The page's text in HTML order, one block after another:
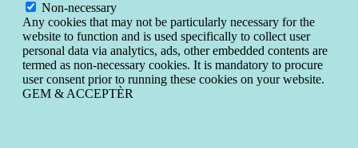
Non-necessary
Any cookies that may not be particularly necessary for the
website to function and is used specifically to collect user
personal data via analytics, ads, other embedded contents are
termed as non-necessary cookies. It is mandatory to procure
user consent prior to running these cookies on your website.
GEM & ACCEPTÈR